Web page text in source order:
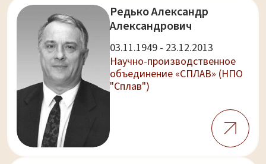
Редько Александр
Александрович
03.11.1949 - 23.12.2013
Научно-производственное
объединение «СПЛАВ» (НПО
"Сплав")